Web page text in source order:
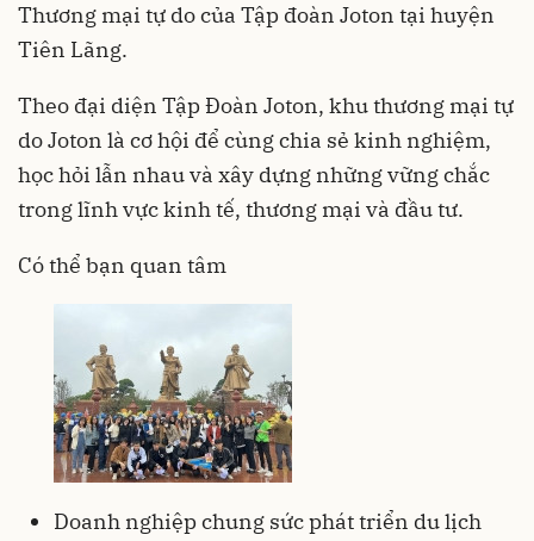
Thương mại tự do của Tập đoàn Joton tại huyện
Tiên Lãng.
Theo đại diện Tập Đoàn Joton, khu thương mại tự
do Joton là cơ hội để cùng chia sẻ kinh nghiệm,
học hỏi lẫn nhau và xây dựng những vững chắc
trong lĩnh vực kinh tế, thương mại và đầu tư.
Có thể bạn quan tâm
Doanh nghiệp chung sức phát triển du lịch